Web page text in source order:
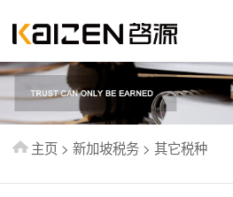
简体中文
关于启源
服务范围
新闻中心
主页 > 新加坡税务 > 其它税种